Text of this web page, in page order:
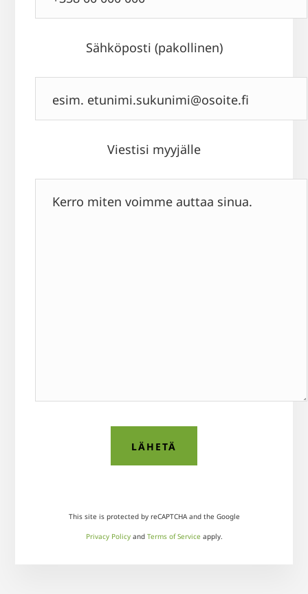
Sähköposti (pakollinen)
Viestisi myyjälle
This site is protected by reCAPTCHA and the Google
Privacy Policyand Terms of Service apply.